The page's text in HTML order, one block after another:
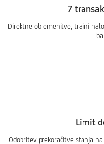
7
Direktne obremenitve, trajni
Limit
Odobritev prekoračitve stanja